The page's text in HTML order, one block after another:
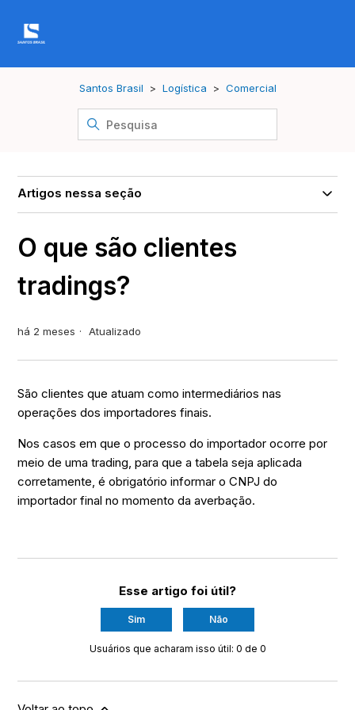
Santos Brasil Logística Comercial
Artigos nessa seção
O que são clientes
tradings?
há 2 meses Atualizado
São clientes que atuam como intermediários nas
operações dos importadores finais.
Nos casos em que o processo do importador ocorre por
meio de uma trading, para que a tabela seja aplicada
corretamente, é obrigatório informar o CNPJ do
importador final no momento da averbação.
Esse artigo foi útil?
Sim Não
Usuários que acharam isso útil: 0 de 0